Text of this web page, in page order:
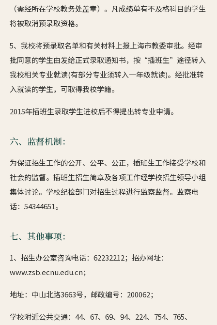
（需经所在学校教务处盖章）。凡成绩单有不及格科目的学生
将被取消预录取资格。
5、我校将预录取名单和有关材料上报上海市教委审批。经审
批同意的学生由发给正式录取通知书，按“插班生”途径转入
我校相关专业就读(有部分专业须转入一年级就读)。经批准转
入就读的学生，可取得我校学籍。
2015年插班生录取学生进校后不得提出转专业申请。
六、监督机制：
为保证招生工作的公开、公平、公正，插班生工作接受学校和
社会的监督。插班生招生简章及各项工作经学校招生领导小组
集体讨论。学校纪检部门对招生过程进行监察监督。监察电
话：54344651。
七、其他事项：
1、招生办公室咨询电话：62232212；招办网址：
www.zsb.ecnu.edu.cn；
地址：中山北路3663号，邮政编号：200062；
学校附近公共交通：44、67、69、94、224、754、765、